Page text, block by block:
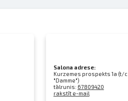
Salona adrese:
Kurzemes prospekts 1a (t/c
"Damme")
tālrunis: 67809420
rakstīt e-mail